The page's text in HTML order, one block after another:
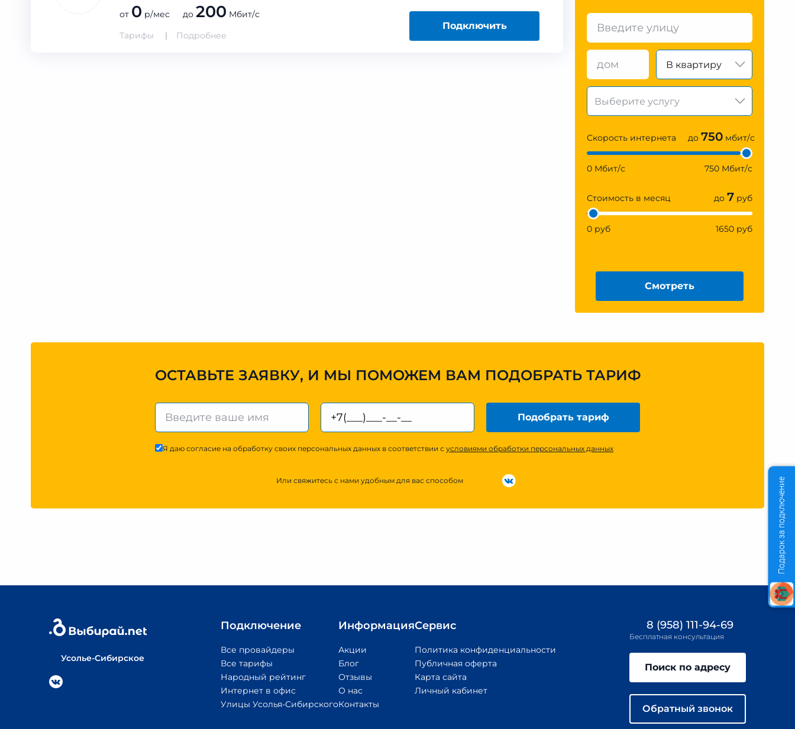
от 0 р/мес до 200 Мбит/с
Тарифы
Подробнее
Подключить
В квартиру
Скорость интернета до 750 мбит/с
0 Мбит/с 750 Мбит/с
Стоимость в месяц до 7 руб
0 руб 1650 руб
Смотреть
ОСТАВЬТЕ ЗАЯВКУ, И МЫ ПОМОЖЕМ ВАМ ПОДОБРАТЬ ТАРИФ
Подобрать тариф
Я даю согласие на обработку своих персональных данных в соответствии с условиями обработки персональных данных
Или свяжитесь с нами удобным для вас способом
Усолье-Сибирское
Подключение
Все провайдеры
Все тарифы
Народный рейтинг
Интернет в офис
Улицы Усолья-Сибирского
Информация
Акции
Блог
Отзывы
О нас
Контакты
Сервис
Политика конфиденциальности
Публичная оферта
Карта сайта
Личный кабинет
8 (958) 111-94-69
Бесплатная консультация
Поиск по адресу
Обратный звонок
Подарок за подключение